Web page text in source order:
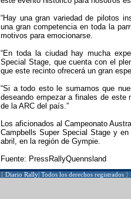
“Hay una gran variedad de pilotos
una gran competencia en toda la
motivos para emocionarse.
“En toda la ciudad hay mucha
Special Stage, que cuenta con el
que este recinto ofrecerá un gran
“Si a todo esto le sumamos que
deseando empezar a finales de
de la ARC del país.”
Los aficionados al Campeonato
Campbells Super Special Stage y
abril, en la región de Gympie.
Fuente: PressRallyQuennsland
[ Diario Rally| Todos los derechos registrados ]